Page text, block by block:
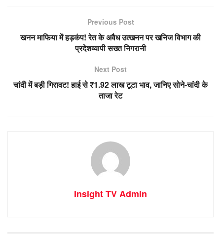
Previous Post
खनन माफिया में हड़कंप! रेत के अवैध उत्खनन पर खनिज विभाग की
प्रदेशव्यापी सख्त निगरानी
Next Post
चांदी में बड़ी गिरावट! हाई से ₹1.92 लाख टूटा भाव, जानिए सोने-चांदी के
ताजा रेट
Insight TV Admin